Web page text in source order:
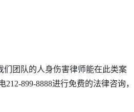
们团队的人身伤害律师能在此类案
899-8888进行免费的法律咨询，